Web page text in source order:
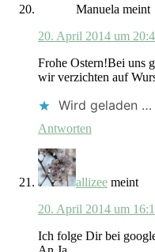
Manuela meint
20. April 2014 um
Frohe Ostern!Bei uns
wir verzichten auf
Wird geladen …
Antworten
allizee meint
20. April 2014 um
Ich folge Dir bei